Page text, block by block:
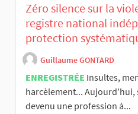
Zéro silence sur la
registre national
protection
Guillaume GONTARD
ENREGISTRÉE Insultes,
harcèlement... Aujourd'hui,
devenu une profession à...